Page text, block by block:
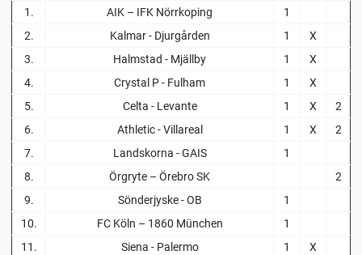
1. AIK – IFK Nörrkoping
1
2.
Kalmar - Djurgården 1
X
3.
Halmstad - Mjällby 1
X
4.
Crystal P - Fulham 1
X
5.
Celta - Levante 1 X
2
6.
Athletic - Villareal 1 X
2
7.
Landskorna - GAIS
1
8.
Örgryte – Örebro SK
2
9.
Sönderjyske - OB
1
10.
FC Köln – 1860 München
1
11.
Siena - Palermo 1
X